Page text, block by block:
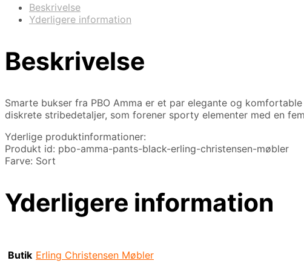
Beskrivelse
Yderligere information
Beskrivelse
Smarte bukser fra PBO Amma er et par elegante og
diskrete stribedetaljer, som forener sporty elementer med en
Yderlige produktinformationer:
Produkt id: pbo-amma-pants-black-erling-christensen-møbler
Farve: Sort
Yderligere information
Butik Erling Christensen Møbler